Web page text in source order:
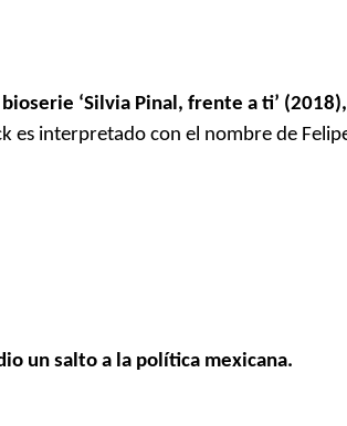
‘Silvia Pinal, frente a ti’ (2018),
es interpretado con el nombre de
un salto a la política mexicana.